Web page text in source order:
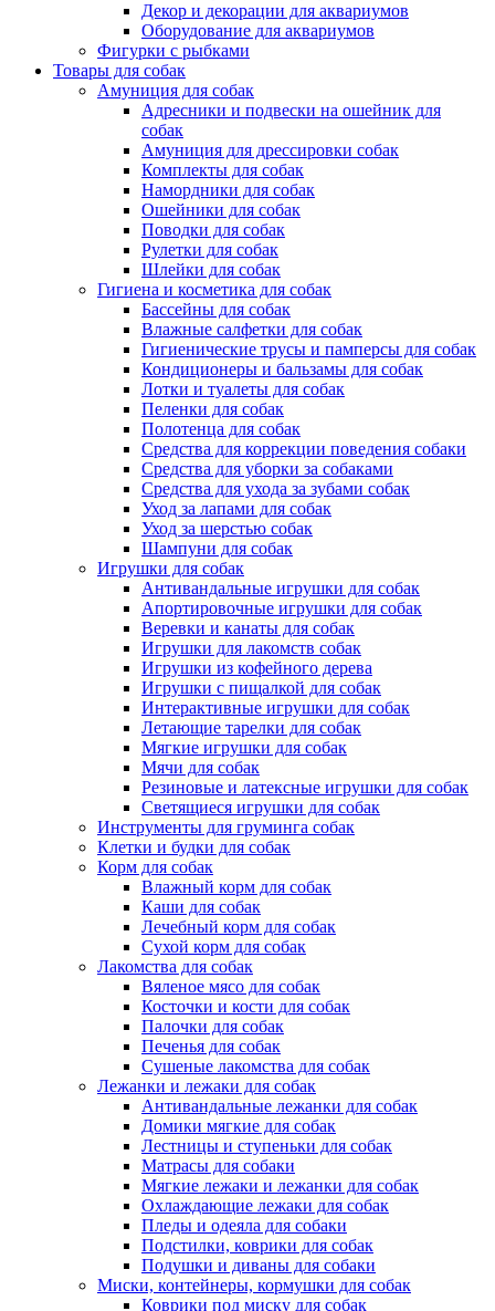
Декор и декорации для аквариумов
Оборудование для аквариумов
Фигурки с рыбками
Товары для собак
Амуниция для собак
Адресники и подвески на ошейник для
собак
Амуниция для дрессировки собак
Комплекты для собак
Намордники для собак
Ошейники для собак
Поводки для собак
Рулетки для собак
Шлейки для собак
Гигиена и косметика для собак
Бассейны для собак
Влажные салфетки для собак
Гигиенические трусы и памперсы для собак
Кондиционеры и бальзамы для собак
Лотки и туалеты для собак
Пеленки для собак
Полотенца для собак
Средства для коррекции поведения собаки
Средства для уборки за собаками
Средства для ухода за зубами собак
Уход за лапами для собак
Уход за шерстью собак
Шампуни для собак
Игрушки для собак
Антивандальные игрушки для собак
Апортировочные игрушки для собак
Веревки и канаты для собак
Игрушки для лакомств собак
Игрушки из кофейного дерева
Игрушки с пищалкой для собак
Интерактивные игрушки для собак
Летающие тарелки для собак
Мягкие игрушки для собак
Мячи для собак
Резиновые и латексные игрушки для собак
Светящиеся игрушки для собак
Инструменты для груминга собак
Клетки и будки для собак
Корм для собак
Влажный корм для собак
Каши для собак
Лечебный корм для собак
Сухой корм для собак
Лакомства для собак
Вяленое мясо для собак
Косточки и кости для собак
Палочки для собак
Печенья для собак
Сушеные лакомства для собак
Лежанки и лежаки для собак
Антивандальные лежанки для собак
Домики мягкие для собак
Лестницы и ступеньки для собак
Матрасы для собаки
Мягкие лежаки и лежанки для собак
Охлаждающие лежаки для собак
Пледы и одеяла для собаки
Подстилки, коврики для собак
Подушки и диваны для собаки
Миски, контейнеры, кормушки для собак
Коврики под миску для собак